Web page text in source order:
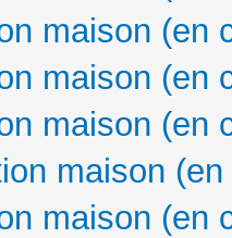
maison (en
maison (en
maison (en
maison
maison (en